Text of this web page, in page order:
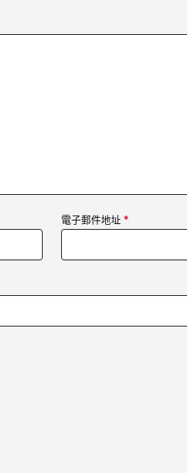
電子郵件地址 *